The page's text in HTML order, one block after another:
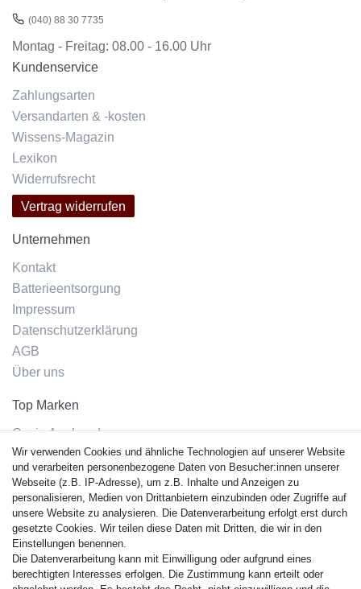
(040) 88 30 7735
Montag - Freitag: 08.00 - 16.00 Uhr
Kundenservice
Zahlungsarten
Versandarten & -kosten
Wissens-Magazin
Lexikon
Widerrufsrecht
Vertrag widerrufen
Unternehmen
Kontakt
Batterieentsorgung
Impressum
Datenschutzerklärung
AGB
Über uns
Top Marken
Casio Armband
Festina Armband
Citizen Armband
M. Lacroix Armband
J. Lemans Armband
Uhrenarmbänder - Alle
Sicherheit
Wir verwenden Cookies und ähnliche Technologien auf unserer Website
und verarbeiten personenbezogene Daten von Besucher:innen unserer
Webseite (z.B. IP-Adresse), um z.B. Inhalte und Anzeigen zu
personalisieren, Medien von Drittanbietern einzubinden oder Zugriffe auf
unsere Website zu analysieren. Die Datenverarbeitung erfolgt erst durch
gesetzte Cookies. Wir teilen diese Daten mit Dritten, die wir in den
Einstellungen benennen.
Die Datenverarbeitung kann mit Einwilligung oder aufgrund eines
berechtigten Interesses erfolgen. Die Zustimmung kann erteilt oder